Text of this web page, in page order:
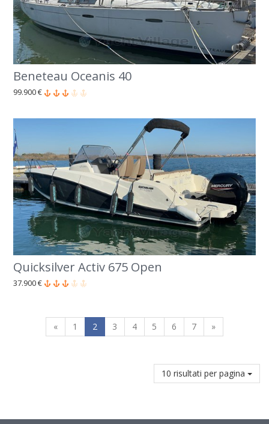
Beneteau Oceanis 40
99.900 €
Quicksilver Activ 675 Open
37.900 €
« 1 2 3 4 5 6 7 »
10 risultati per pagina